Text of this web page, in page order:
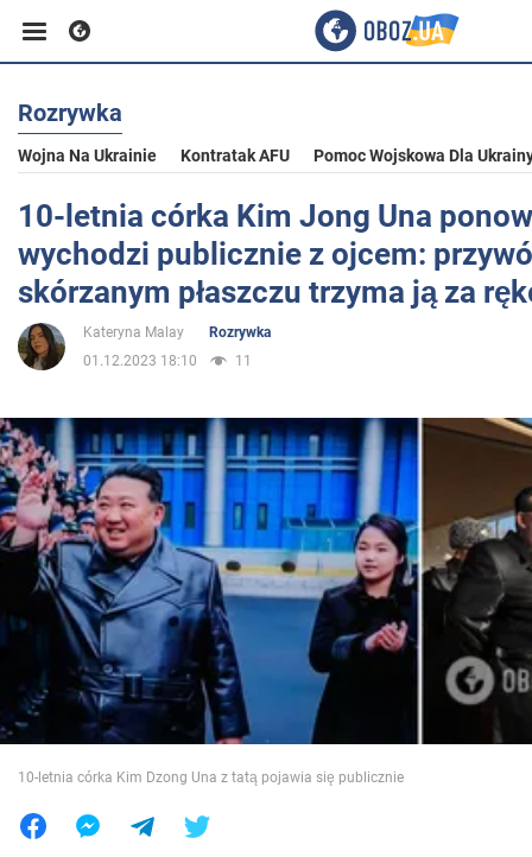
Biznes
Sport
Rozrywka
Życie
Polityka
Społeczeństwo
Wojna na Ukrainie
Jedzenie
Rozrywka
Wojna Na Ukrainie Kontratak AFU Pomoc Wojskowa Dla
10-letnia córka Kim Jong Una
wychodzi publicznie z ojcem:
skórzanym płaszczu trzyma ją za
Kateryna Malay
Rozrywka
01.12.2023 18:10
11
10-letnia córka Kim Dzong Una z tatą pojawia się publicznie